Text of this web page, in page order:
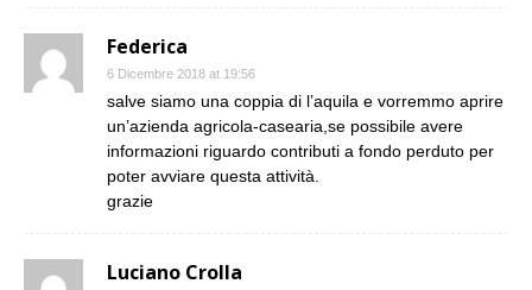
Federica
6 Dicembre 2018 at 19:56
salve siamo una coppia di l’aquila e vorremmo aprire
un’azienda agricola-casearia,se possibile avere
informazioni riguardo contributi a fondo perduto per
poter avviare questa attività.
grazie
Luciano Crolla